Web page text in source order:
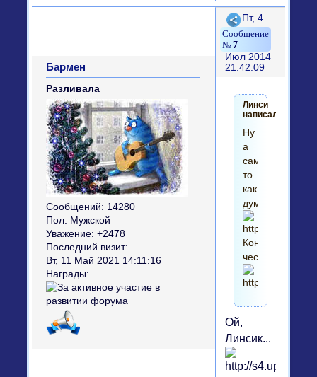
Поделиться
7
Пт, 4
Июл 2014
21:42:09
Бармен
Разливала
Сообщений: 14280
Пол: Мужской
Уважение: +2478
Последний визит:
Вт, 11 Май 2021 14:11:16
Награды:
Линси
написал(а):
Ну
а
сам-
то
как
думаешь?
Конечно
честно....
Ой,
Линсик...